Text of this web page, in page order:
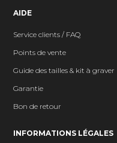
AIDE
Service clients / FAQ
Points de vente
Guide des tailles & kit à graver
Garantie
Bon de retour
INFORMATIONS LÉGALES